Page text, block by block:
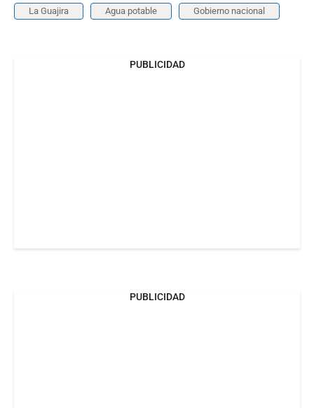
La Guajira Agua potable Gobierno nacional
PUBLICIDAD
PUBLICIDAD